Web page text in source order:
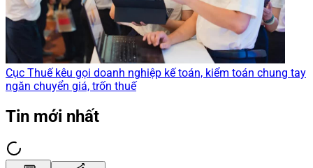
Cục Thuế kêu gọi doanh nghiệp kế toán, kiểm toán chung tay
ngăn chuyển giá, trốn thuế
Tin mới nhất